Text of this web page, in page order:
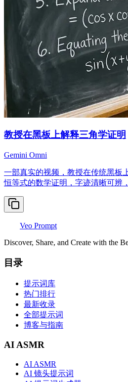
教授在黑板上解释三角学证明
Gemini Omni
一部真实的视频，教授在传统黑板
恒等式的数学证明，字迹清晰可辨
Veo Prompt
Discover, Share, and Create with the
目录
提示词库
热门排行
最新收录
全部提示词
博客与指南
AI ASMR
AI ASMR
AI 镜头提示词